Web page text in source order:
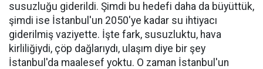
susuzluğu giderildi. Şimdi bu hedefi daha da büyüttük,
şimdi ise İstanbul'un 2050'ye kadar su ihtiyacı
giderilmiş vaziyette. İşte fark, susuzluktu, hava
kirliliğiydi, çöp dağlarıydı, ulaşım diye bir şey
İstanbul'da maalesef yoktu. O zaman İstanbul'un